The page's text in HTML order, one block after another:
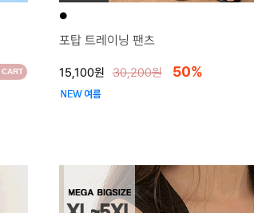
CART
●
포탑 트레이닝 팬츠
15,100원 30,200원 50%